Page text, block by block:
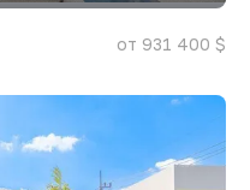
от 931 400 $